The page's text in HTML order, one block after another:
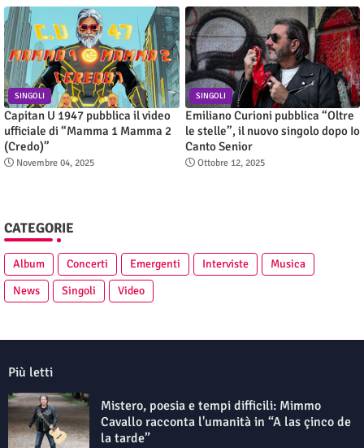
SINGOLI
Capitan U 1947 pubblica il video
ufficiale di “Mamma 1 Mamma 2
(Credo)”
Novembre 04, 2025
SINGOLI
Emiliano Curioni pubblica “Oltre
le stelle”, il nuovo singolo dopo Io
Canto Senior
Ottobre 12, 2025
CATEGORIE
Album Concerti Emergenti Interviste
Musica
News
Singoli Video
Più letti
Mistero, poesia e tempi difficili: Mimmo
Cavallo racconta l'umanità in “A las çinco de
la tarde”